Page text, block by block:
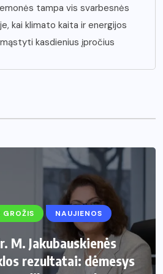
tampa vis svarbesnės
kai klimato kaita ir energijos
kasdienius įpročius
GROŽIS NAUJIENOS
M. Jakubauskienės
rezultatai: dėmesys